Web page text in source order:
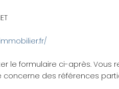
le formulaire ci-après.
concerne des références